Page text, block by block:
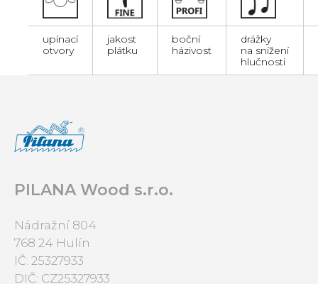
upínací
otvory
jakost
plátku
boční
házivost
drážky
na snížení
hlučnosti
PILANA Wood s.r.o.
Nádražní 804
768 24 Hulín
IČ: 25327933
DIČ: CZ25327933